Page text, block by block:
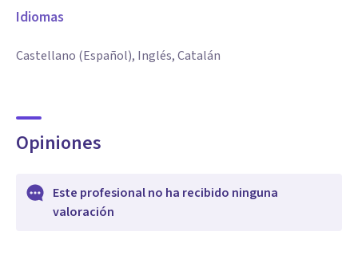
Idiomas
Castellano (Español), Inglés, Catalán
Opiniones
Este profesional no ha recibido ninguna
valoración